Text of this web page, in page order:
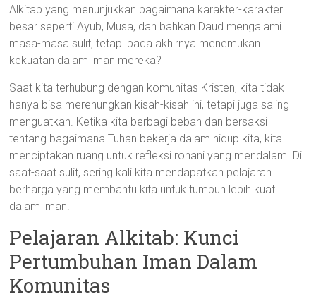
Alkitab yang menunjukkan bagaimana karakter-karakter
besar seperti Ayub, Musa, dan bahkan Daud mengalami
masa-masa sulit, tetapi pada akhirnya menemukan
kekuatan dalam iman mereka?
Saat kita terhubung dengan komunitas Kristen, kita tidak
hanya bisa merenungkan kisah-kisah ini, tetapi juga saling
menguatkan. Ketika kita berbagi beban dan bersaksi
tentang bagaimana Tuhan bekerja dalam hidup kita, kita
menciptakan ruang untuk refleksi rohani yang mendalam. Di
saat-saat sulit, sering kali kita mendapatkan pelajaran
berharga yang membantu kita untuk tumbuh lebih kuat
dalam iman.
Pelajaran Alkitab: Kunci
Pertumbuhan Iman Dalam
Komunitas